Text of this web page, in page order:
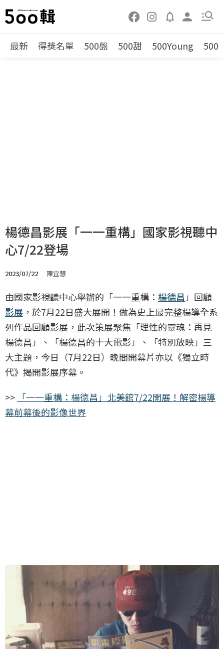
最新 得獎名單 500盤 500甜 500Young 500
楊德昌影展「一一重構」國家影視聽中
心7/22登場
2023/07/22 陳宜慧
由國家影視聽中心舉辦的「一一重構： 楊德昌 」回顧
影展 ，於7月22日盛大展開！做為史上最完整楊導全系
列作品回顧影展，此次策展聚焦「理性的靈魂：再見
楊德昌」、「楊德昌的十大電影」、「特別放映」三
大主題，今日（7月22日）晚間開幕片亦以《獨立時
代》揭開影展序幕。
>> 「一一重構：楊德昌」北美館7/22開展！解密楊導
幕前幕後的影像世界